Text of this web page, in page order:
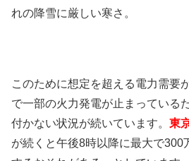
れの降雪に厳しい寒さ。
このために想定を超える電力需要
で一部の火力発電が止まっている
付かない状況が続いています。 東
が続くと午後8時以降に最大で300